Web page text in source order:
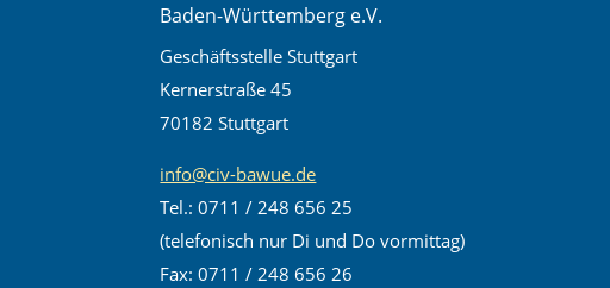
Baden-Württemberg e.V.
Geschäftsstelle Stuttgart
Kernerstraße 45
70182 Stuttgart
info@civ-bawue.de
Tel.: 0711 / 248 656 25
(telefonisch nur Di und Do vormittag)
Fax: 0711 / 248 656 26